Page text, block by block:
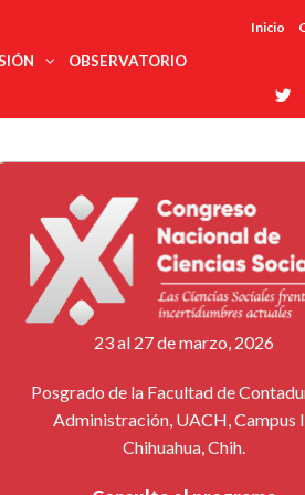
Inicio
ciencias
profesionales
trabajo
Redes
temáticas
Laboratorios
nacionales
Entidades
afines
Reconoce
La UDUALC
A La
Universidad
De México
En Su 475
Aniversario
OBSERVATORIO
23 al 27 de marzo, 2026
Posgrado de la Facultad de
Administración, UACH, Campus
Chihuahua, Chih.